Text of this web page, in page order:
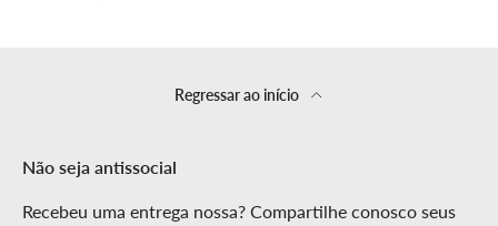
Regressar ao início
Não seja antissocial
Recebeu uma entrega nossa? Compartilhe conosco seus